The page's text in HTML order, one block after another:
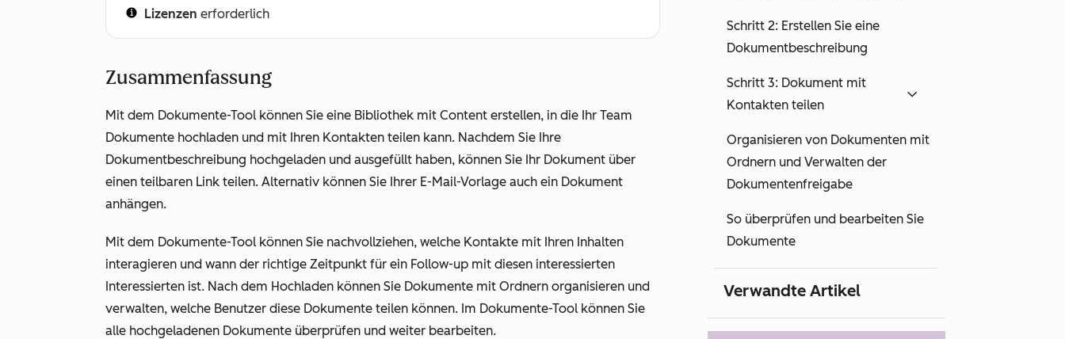
Lizenzen erforderlich
Zusammenfassung
Mit dem Dokumente-Tool können Sie eine Bibliothek mit Content erstellen, in die Ihr Team
Dokumente hochladen und mit Ihren Kontakten teilen kann. Nachdem Sie Ihre
Dokumentbeschreibung hochgeladen und ausgefüllt haben, können Sie Ihr Dokument über
einen teilbaren Link teilen. Alternativ können Sie Ihrer E-Mail-Vorlage auch ein Dokument
anhängen.
Mit dem Dokumente-Tool können Sie nachvollziehen, welche Kontakte mit Ihren Inhalten
interagieren und wann der richtige Zeitpunkt für ein Follow-up mit diesen interessierten
Interessierten ist. Nach dem Hochladen können Sie Dokumente mit Ordnern organisieren und
verwalten, welche Benutzer diese Dokumente teilen können. Im Dokumente-Tool können Sie
alle hochgeladenen Dokumente überprüfen und weiter bearbeiten.
Schritt 2: Erstellen Sie eine
Dokumentbeschreibung
Schritt 3: Dokument mit
Kontakten teilen
Organisieren von Dokumenten mit
Ordnern und Verwalten der
Dokumentenfreigabe
So überprüfen und bearbeiten Sie
Dokumente
Verwandte Artikel